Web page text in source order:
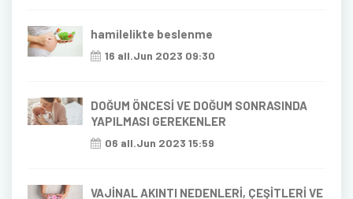
hamilelikte beslenme
16 all.Jun 2023 09:30
DOĞUM ÖNCESİ VE DOĞUM SONRASINDA
YAPILMASI GEREKENLER
06 all.Jun 2023 15:59
VAJİNAL AKINTI NEDENLERİ, ÇEŞİTLERİ VE